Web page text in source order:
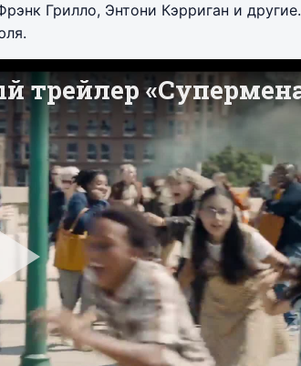
Грилло, Энтони Кэрриган и другие.